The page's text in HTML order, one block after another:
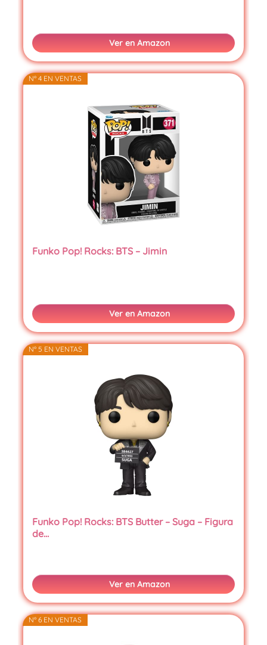
Ver en Amazon
Nº 4 EN VENTAS
Funko Pop! Rocks: BTS – Jimin
Ver en Amazon
Nº 5 EN VENTAS
Funko Pop! Rocks: BTS Butter – Suga – Figura
de…
Ver en Amazon
Nº 6 EN VENTAS